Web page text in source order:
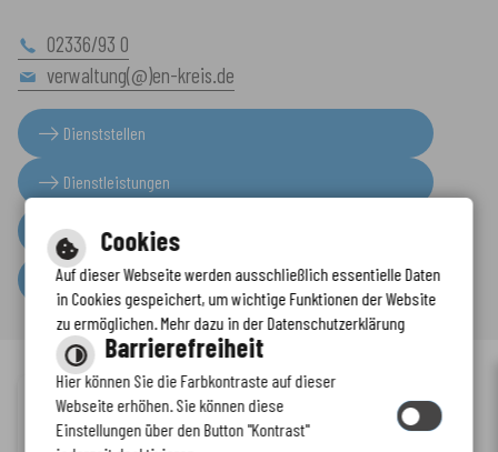
02336/93 0
verwaltung(@)en-kreis.de
Dienststellen
Dienstleistungen
Presseinformationen
Serviceportal
Inhalt-Impressum-Datenschutzerklärung Kontaktformular -
Barrierefreiheit
Immer auf dem neuesten Stand
www.enkreis.de möchte Ihnen Benachrichtigungen senden
Cookies
Auf dieser Webseite werden ausschließlich essentielle Daten
in Cookies gespeichert, um wichtige Funktionen der Website
zu ermöglichen. Mehr dazu in der Datenschutzerklärung
Barrierefreiheit
Hier können Sie die Farbkontraste auf dieser
Webseite erhöhen. Sie können diese
Einstellungen über den Button "Kontrast"